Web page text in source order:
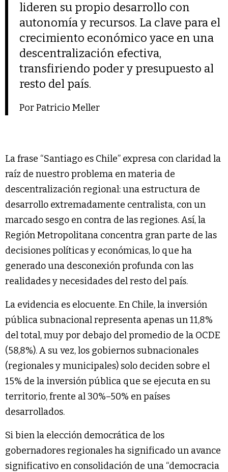
lideren su propio desarrollo con
autonomía y recursos. La clave para el
crecimiento económico yace en una
descentralización efectiva,
transfiriendo poder y presupuesto al
resto del país.
Por Patricio Meller
La frase “Santiago es Chile” expresa con claridad la
raíz de nuestro problema en materia de
descentralización regional: una estructura de
desarrollo extremadamente centralista, con un
marcado sesgo en contra de las regiones. Así, la
Región Metropolitana concentra gran parte de las
decisiones políticas y económicas, lo que ha
generado una desconexión profunda con las
realidades y necesidades del resto del país.
La evidencia es elocuente. En Chile, la inversión
pública subnacional representa apenas un 11,8%
del total, muy por debajo del promedio de la OCDE
(58,8%). A su vez, los gobiernos subnacionales
(regionales y municipales) solo deciden sobre el
15% de la inversión pública que se ejecuta en su
territorio, frente al 30%–50% en países
desarrollados.
Si bien la elección democrática de los
gobernadores regionales ha significado un avance
significativo en consolidación de una “democracia